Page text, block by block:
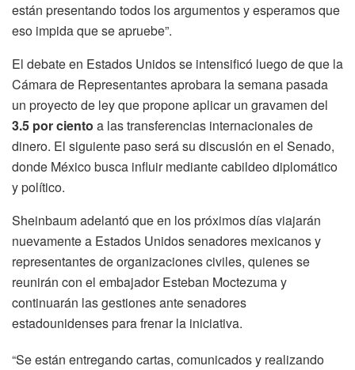
están presentando todos los argumentos y esperamos que
eso impida que se apruebe”.
El debate en Estados Unidos se intensificó luego de que la
Cámara de Representantes aprobara la semana pasada
un proyecto de ley que propone aplicar un gravamen del
3.5 por ciento a las transferencias internacionales de
dinero. El siguiente paso será su discusión en el Senado,
donde México busca influir mediante cabildeo diplomático
y político.
Sheinbaum adelantó que en los próximos días viajarán
nuevamente a Estados Unidos senadores mexicanos y
representantes de organizaciones civiles, quienes se
reunirán con el embajador Esteban Moctezuma y
continuarán las gestiones ante senadores
estadounidenses para frenar la iniciativa.
“Se están entregando cartas, comunicados y realizando